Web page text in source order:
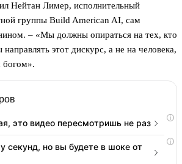
Нейтан Лимер, исполнительный
группы Build American AI, сам
– «Мы должны опираться на тех, кто
этот дискурс, а не на человека,
богом».
i
это видео пересмотришь не раз
i
секунд, но вы будете в шоке от